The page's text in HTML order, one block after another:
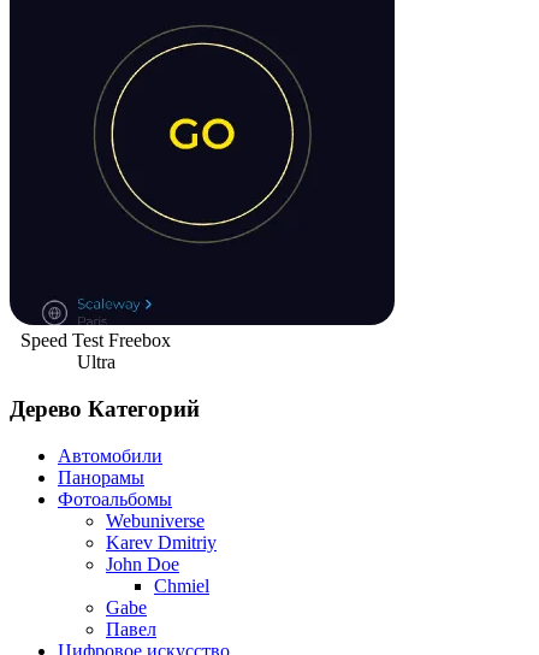
Speed Test Freebox
Ultra
Дерево Категорий
Автомобили
Панорамы
Фотоальбомы
Webuniverse
Karev Dmitriy
John Doe
Chmiel
Gabe
Павел
Цифровое искусство